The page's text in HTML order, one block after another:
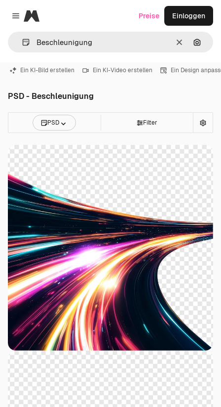
Close menu
Magnific
LöschenNach
Preise Einloggen
Ein KI-Bild erstellen Ein KI-Video erstellen Ein Design
PSD - Beschleunigung
PSD Filter